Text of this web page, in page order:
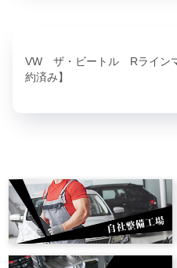
VW ザ・ビートル Rライン
約済み】